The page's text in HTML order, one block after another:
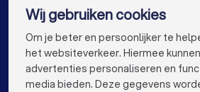
Diëtisten in Enschede
Diëtisten in Arnhem
Diëtisten in Apeldoorn
Wij gebruiken cookies
Om je beter en persoonlijker te
het websiteverkeer. Hiermee
advertenties personaliseren en
media bieden. Deze gegevens